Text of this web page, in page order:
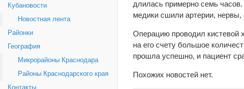
Кубановости
Новостная лента
Районки
География
Микрорайоны Краснодара
Районы Краснодарского края
Контакты
длилась примерно семь
медики сшили артерии, нервы,
Операцию проводил кистевой
на его счету большое
прошла успешно, и пациент
Похожих новостей нет.